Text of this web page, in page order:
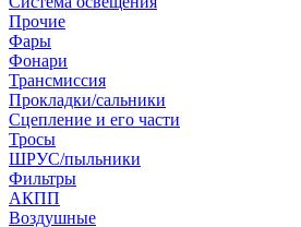
Прочие
Фары
Фонари
Трансмиссия
Прокладки/сальники
Сцепление и его части
Тросы
ШРУС/пыльники
Фильтры
АКПП
Воздушные